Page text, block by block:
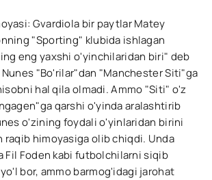
Gvardiola bir paytlar Matey
"Sporting" klubida ishlagan
eng yaxshi o'yinchilaridan biri" deb
"Bo'rilar"dan "Manchester Siti"ga
hal qila olmadi. Ammo "Siti" o'z
qarshi o'yinda aralashtirib
o'zining foydali o'yinlaridan birini
raqib himoyasiga olib chiqdi. Unda
Fil Foden kabi futbolchilarni siqib
bor, ammo barmog'idagi jarohat